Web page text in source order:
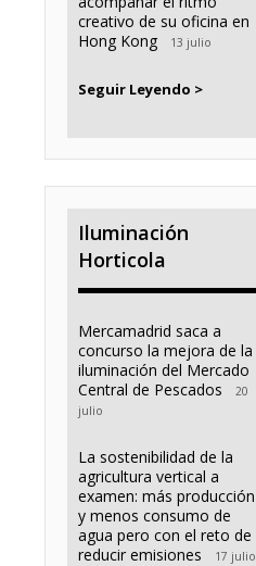
creativo de su oficina en
Hong Kong
13 julio
Seguir Leyendo >
Iluminación
Horticola
Mercamadrid saca a
concurso la mejora de la
iluminación del Mercado
Central de Pescados
20
julio
La sostenibilidad de la
agricultura vertical a
examen: más producción
y menos consumo de
agua pero con el reto de
reducir emisiones
17 julio